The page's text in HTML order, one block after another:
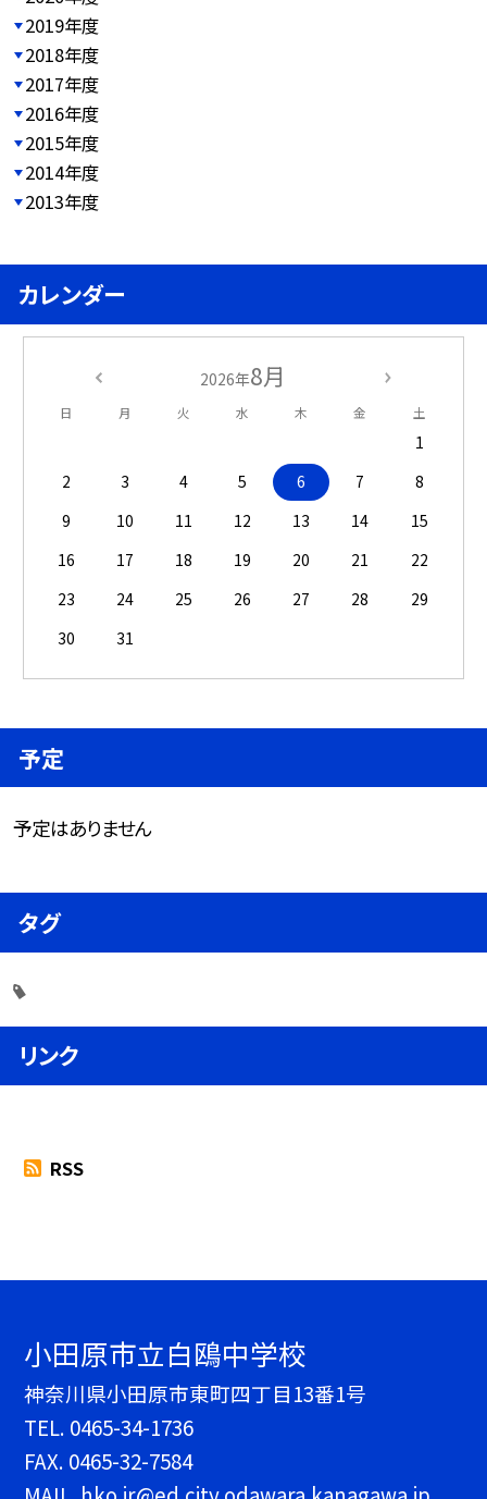
2019年度
2018年度
2017年度
2016年度
2015年度
2014年度
2013年度
カレンダー
2026年8月
日 月 火 水 木 金 土
1
2
3 4 5 6 7
8
9
10 11 12 13 14
15
16
17 18 19 20 21
22
23
24 25 26 27 28
29
30
31
予定
予定はありません
タグ
リンク
RSS
小田原市立白鴎中学校
神奈川県小田原市東町四丁目13番1号
TEL. 0465-34-1736
FAX. 0465-32-7584